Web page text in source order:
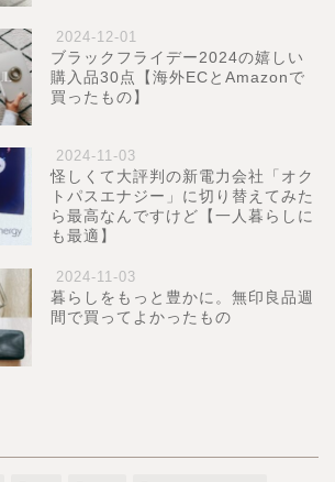
2024-12-01
ブラックフライデー2024の嬉しい
購入品30点【海外ECとAmazonで
買ったもの】
2024-11-03
怪しくて大評判の新電力会社「オク
トパスエナジー」に切り替えてみた
ら最高なんですけど【一人暮らしに
も最適】
2024-11-03
暮らしをもっと豊かに。無印良品週
間で買ってよかったもの